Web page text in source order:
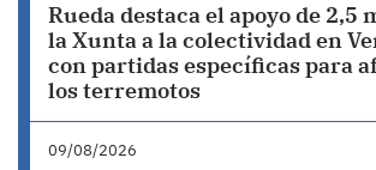
Rueda destaca el apoyo de 2,5
la Xunta a la colectividad en
con partidas específicas para
los terremotos
09/08/2026